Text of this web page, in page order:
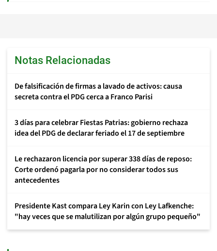
Notas Relacionadas
De falsificación de firmas a lavado de activos: causa
secreta contra el PDG cerca a Franco Parisi
3 días para celebrar Fiestas Patrias: gobierno rechaza
idea del PDG de declarar feriado el 17 de septiembre
Le rechazaron licencia por superar 338 días de reposo:
Corte ordenó pagarla por no considerar todos sus
antecedentes
Presidente Kast compara Ley Karin con Ley Lafkenche:
"hay veces que se malutilizan por algún grupo pequeño"